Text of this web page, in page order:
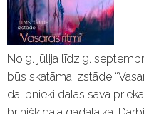
No 9. jūlija līdz 9.
būs skatāma izstāde
dalībnieki dalās savā